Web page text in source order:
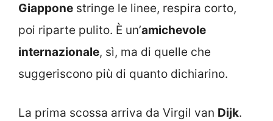
Giappone stringe le linee, respira corto,
poi riparte pulito. È un’amichevole
internazionale, sì, ma di quelle che
suggeriscono più di quanto dichiarino.
La prima scossa arriva da Virgil van Dijk.